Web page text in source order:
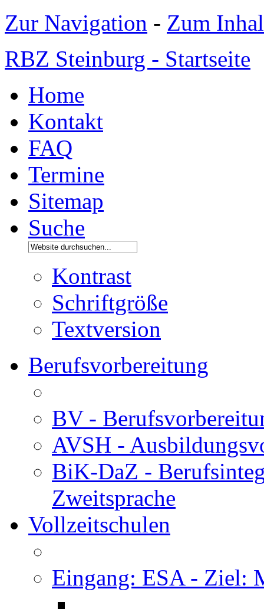
Zur Navigation - Zum
RBZ Steinburg - Startseite
Home
Kontakt
FAQ
Termine
Sitemap
Suche
Kontrast
Schriftgröße
Textversion
Berufsvorbereitung
BV -
AVSH -
BiK-DaZ -
Zweitsprache
Vollzeitschulen
Eingang: ESA - Ziel: